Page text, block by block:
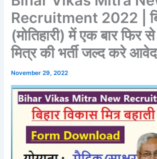
Recruitment 2022 |
(मोतिहारी) में एक बार फिर
मित्र की भर्ती जल्द करे
November 29, 2022